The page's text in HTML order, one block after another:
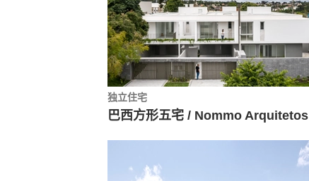
独立住宅
巴西方形五宅 / Nommo Arquitetos